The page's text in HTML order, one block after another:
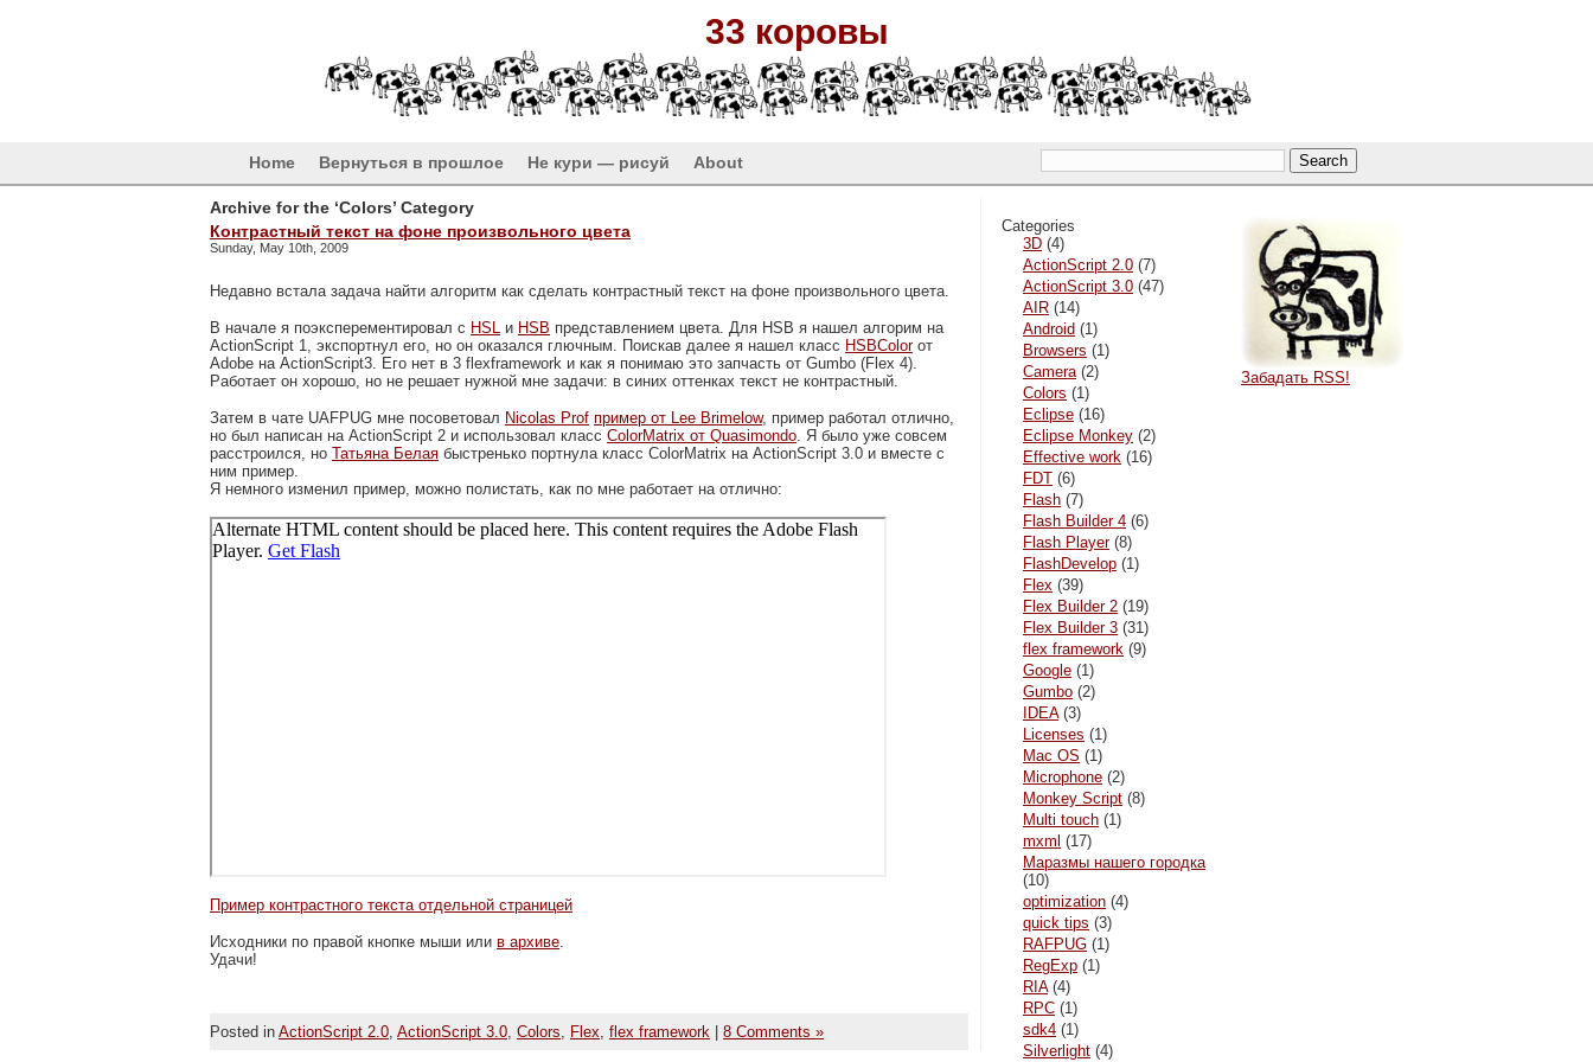
33 коровы
Home Вернуться в прошлое Не кури — рисуй About
Archive for the ‘Colors’ Category
Контрастный текст на фоне произвольного цвета
Sunday, May 10th, 2009
Недавно встала задача найти алгоритм как сделать контрастный текст на фоне произвольного цвета.
В начале я поэксперементировал с HSL и HSB представлением цвета. Для HSB я нашел алгорим на
ActionScript 1, экспортнул его, но он оказался глючным. Поискав далее я нашел класс HSBColorот
Adobe на ActionScript3. Его нет в 3 flexframework и как я понимаю это запчасть от Gumbo (Flex 4).
Работает он хорошо, но не решает нужной мне задачи: в синих оттенках текст не контрастный.
Затем в чате UAFPUG мне посоветовал Nicolas Prof пример от Lee Brimelow, пример работал отлично,
но был написан на ActionScript 2 и использовал класс ColorMatrix от Quasimondo. Я было уже совсем
расстроился, но Татьяна Белая быстренько портнула класс ColorMatrix на ActionScript 3.0 и вместе с
ним пример.
Я немного изменил пример, можно полистать, как по мне работает на отлично:
Пример контрастного текста отдельной страницей
Исходники по правой кнопке мыши или в архиве.
Удачи!
Posted in ActionScript 2.0, ActionScript 3.0, Colors, Flex, flex framework 8 Comments »
Categories
3D (4)
ActionScript 2.0 (7)
ActionScript 3.0 (47)
AIR (14)
Android (1)
Browsers (1)
Camera(2)
Colors (1)
Eclipse (16)
Eclipse Monkey (2)
Effective work (16)
FDT (6)
Flash (7)
Flash Builder 4 (6)
Flash Player(8)
FlashDevelop (1)
Flex (39)
Flex Builder 2 (19)
Flex Builder 3 (31)
flex framework (9)
Google (1)
Gumbo (2)
IDEA(3)
Licenses (1)
Mac OS (1)
Microphone (2)
Monkey Script (8)
Multi touch (1)
mxml (17)
Mаразмы нашего городка
(10)
optimization (4)
quick tips (3)
RAFPUG (1)
RegExp (1)
RIA(4)
RPC (1)
sdk4 (1)
Silverlight (4)
Забадать RSS!